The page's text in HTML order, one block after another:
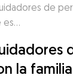
de
es…
la